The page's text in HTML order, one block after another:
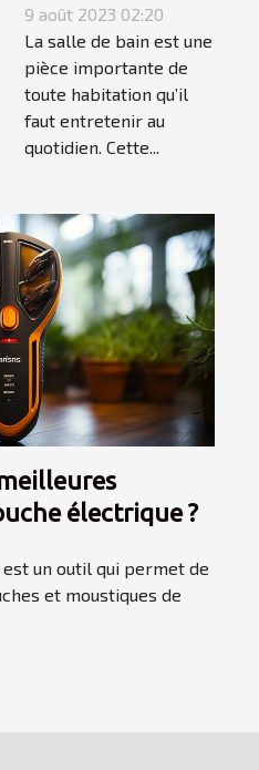
de bain pour
qu’elle soit
complète et
élégante ?
9 août 2023 02:20
La salle de bain est une
pièce importante de
toute habitation qu’il
faut entretenir au
quotidien. Cette...
électrique ?
un outil qui permet de
et moustiques de